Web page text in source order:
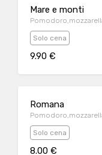
Mare e monti
Solo cena
9.90 €
Romana
Solo cena
8.00 €